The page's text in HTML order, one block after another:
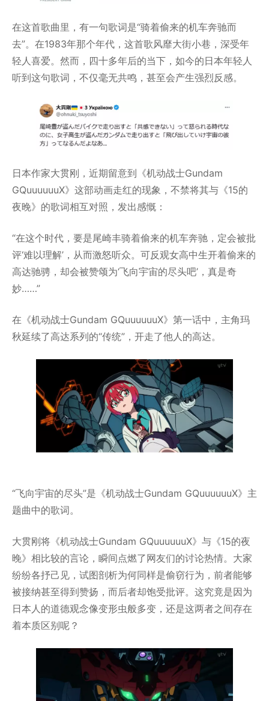
在这首歌曲里，有一句歌词是“骑着偷来的机车奔驰而
去”。在1983年那个年代，这首歌风靡大街小巷，深受年
轻人喜爱。然而，四十多年后的当下，如今的日本年轻人
听到这句歌词，不仅毫无共鸣，甚至会产生强烈反感。
日本作家大贯刚，近期留意到《机动战士Gundam
GQuuuuuuX》这部动画走红的现象，不禁将其与《15的
夜晚》的歌词相互对照，发出感慨：
“在这个时代，要是尾崎丰骑着偷来的机车奔驰，定会被批
评‘难以理解’，从而激怒听众。可反观女高中生开着偷来的
高达驰骋，却会被赞颂为‘飞向宇宙的尽头吧’，真是奇
妙……”
在《机动战士Gundam GQuuuuuuX》第一话中，主角玛
秋延续了高达系列的“传统”，开走了他人的高达。
“飞向宇宙的尽头”是《机动战士Gundam GQuuuuuuX》主
题曲中的歌词。
大贯刚将《机动战士Gundam GQuuuuuuX》与《15的夜
晚》相比较的言论，瞬间点燃了网友们的讨论热情。大家
纷纷各抒己见，试图剖析为何同样是偷窃行为，前者能够
被接纳甚至得到赞扬，而后者却饱受批评。这究竟是因为
日本人的道德观念像变形虫般多变，还是这两者之间存在
着本质区别呢？